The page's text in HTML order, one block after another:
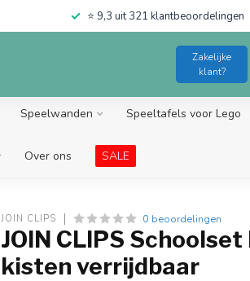
⭐ 9,3 uit 321 klantbeoordelingen
Zakelijke
klant?
Speelwanden Speeltafels voor Lego
Over ons SALE
JOIN CLIPS 0 beoordelingen
JOIN CLIPS
kisten verrijdbaar